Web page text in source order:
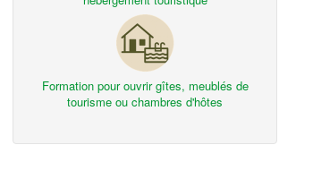
Formation pour ouvrir gîtes, meublés de
tourisme ou chambres d'hôtes